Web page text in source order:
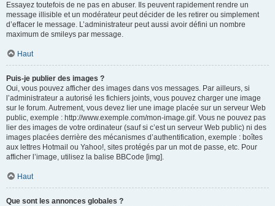
Essayez toutefois de ne pas en abuser. Ils peuvent rapidement rendre un
message illisible et un modérateur peut décider de les retirer ou simplement
d’effacer le message. L’administrateur peut aussi avoir défini un nombre
maximum de smileys par message.
Haut
Puis-je publier des images ?
Oui, vous pouvez afficher des images dans vos messages. Par ailleurs, si
l’administrateur a autorisé les fichiers joints, vous pouvez charger une image
sur le forum. Autrement, vous devez lier une image placée sur un serveur Web
public, exemple : http://www.exemple.com/mon-image.gif. Vous ne pouvez pas
lier des images de votre ordinateur (sauf si c’est un serveur Web public) ni des
images placées derrière des mécanismes d’authentification, exemple : boîtes
aux lettres Hotmail ou Yahoo!, sites protégés par un mot de passe, etc. Pour
afficher l’image, utilisez la balise BBCode [img].
Haut
Que sont les annonces globales ?